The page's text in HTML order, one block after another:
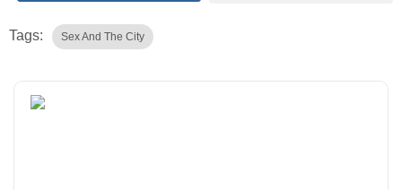
Tags: Sex And The City